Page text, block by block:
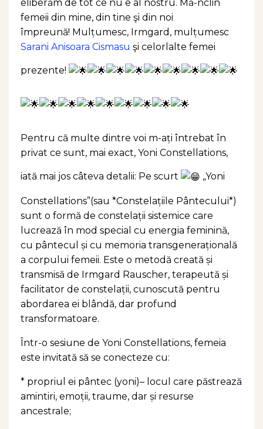
eliberăm de tot ce nu e al nostru. Mă-nclin
femeii din mine, din tine şi din noi
împreună! Mulțumesc, Irmgard, mulțumesc
Sarani Anisoara Cismasu şi celorlalte femei
prezente!
Pentru că multe dintre voi m-ați întrebat în
privat ce sunt, mai exact, Yoni Constellations,
iată mai jos câteva detalii: Pe scurt „Yoni
Constellations”(sau *Constelațiile Pântecului*)
sunt o formă de constelații sistemice care
lucrează în mod special cu energia feminină,
cu pântecul și cu memoria transgenerațională
a corpului femeii. Este o metodă creată și
transmisă de Irmgard Rauscher, terapeută și
facilitator de constelații, cunoscută pentru
abordarea ei blândă, dar profund
transformatoare.
Într-o sesiune de Yoni Constellations, femeia
este invitată să se conecteze cu:
* propriul ei pântec (yoni)– locul care păstrează
amintiri, emoții, traume, dar și resurse
ancestrale;